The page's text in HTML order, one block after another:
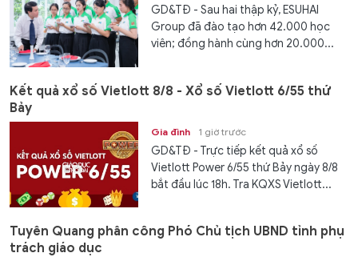
GD&TĐ - Sau hai thập kỷ, ESUHAI
Group đã đào tạo hơn 42.000 học
viên; đồng hành cùng hơn 20.000...
Kết quả xổ số Vietlott 8/8 - Xổ số Vietlott 6/55 thứ
Bảy
Gia đình 1 giờ trước
GD&TĐ - Trực tiếp kết quả xổ số
Vietlott Power 6/55 thứ Bảy ngày 8/8
bắt đầu lúc 18h. Tra KQXS Vietlott...
Tuyên Quang phân công Phó Chủ tịch UBND tỉnh phụ
trách giáo dục